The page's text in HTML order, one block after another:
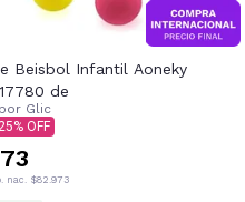
Beisbol Infantil Aoneky
de
Glic
25
nac. $82.973